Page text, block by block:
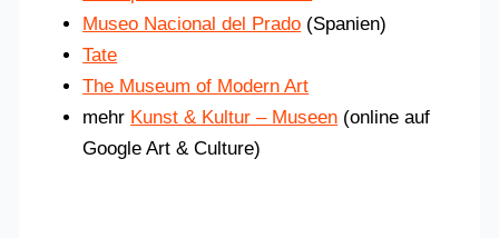
Museo Nacional del Prado (Spanien)
Tate
The Museum of Modern Art
mehr Kunst & Kultur – Museen (online auf
Google Art & Culture)